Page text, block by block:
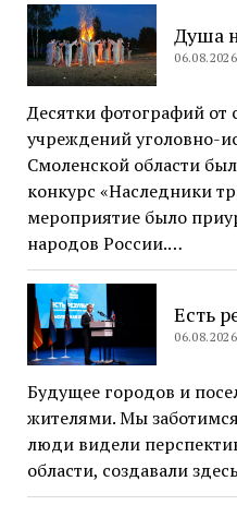
Душа
06.08.2026
Десятки фотографий от
учреждений уголовно-
Смоленской области
конкурс «Наследники
мероприятие было
народов России.…
Есть
06.08.2026
Будущее городов и
жителями. Мы
люди видели
области, создавали